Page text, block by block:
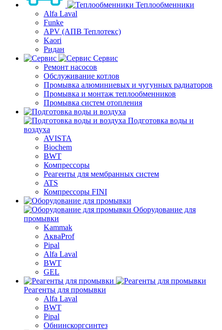
Теплообменники
Alfa Laval
Funke
APV (АПВ Теплотекс)
Kaori
Ридан
Сервис
Ремонт насосов
Обслуживание котлов
Промывка алюминиевых и чугунных радиаторов
Промывка и монтаж теплообменников
Промывка систем отопления
Подготовка воды и
воздуха
AVISTA
Biochem
BWT
Компрессоры
Реагенты для мембранных систем
ATS
Компрессоры FINI
Оборудование для
промывки
Kammak
АкваProf
Pipal
Alfa Laval
BWT
GEL
Реагенты для промывки
Alfa Laval
BWT
Pipal
Обнинскоргсинтез